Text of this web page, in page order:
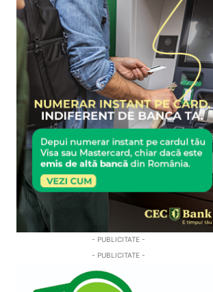
- PUBLICITATE -
- PUBLICITATE -